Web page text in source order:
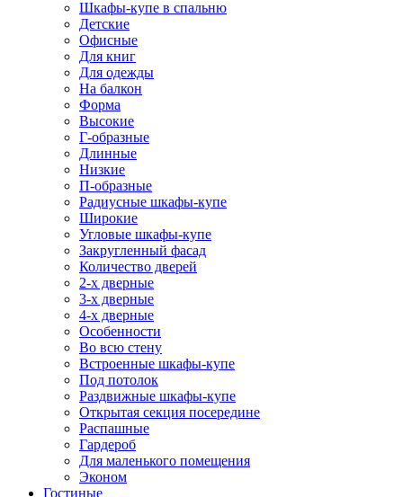
Шкафы-купе в спальню
Детские
Офисные
Для книг
Для одежды
На балкон
Форма
Высокие
Г-образные
Длинные
Низкие
П-образные
Радиусные шкафы-купе
Широкие
Угловые шкафы-купе
Закругленный фасад
Количество дверей
2-х дверные
3-х дверные
4-х дверные
Особенности
Во всю стену
Встроенные шкафы-купе
Под потолок
Раздвижные шкафы-купе
Открытая секция посередине
Распашные
Гардероб
Для маленького помещения
Эконом
Гостиные